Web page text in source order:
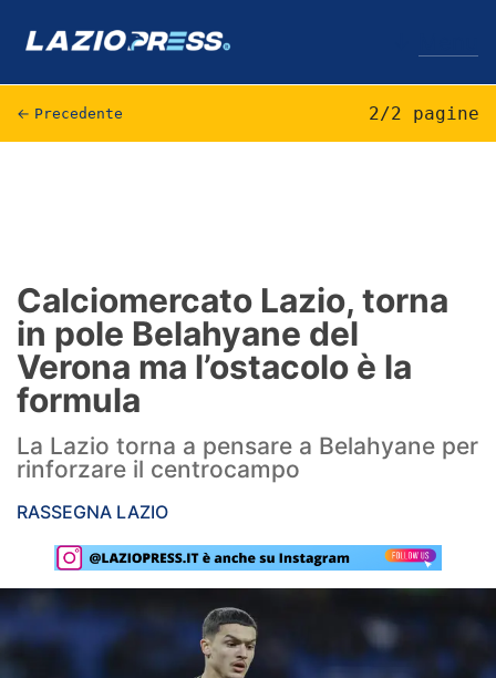
Formello
Infortuni
Primavera
Calciomercato
Lazio Women
Rassegna Lazio
Social
Calcio
← Precedente 2/2 pagine
Calciomercato Lazio, torna
in pole Belahyane del
Verona ma l’ostacolo è la
formula
La Lazio torna a pensare a Belahyane per
rinforzare il centrocampo
RASSEGNA LAZIO